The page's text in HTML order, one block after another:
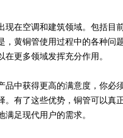
空调和建筑领域。包括目
黄铜管使用过程中的各种
更多领域发挥充分作用。
获得更高的满意度，你必
有了这些优势，铜管可以
足现代用户的需求。